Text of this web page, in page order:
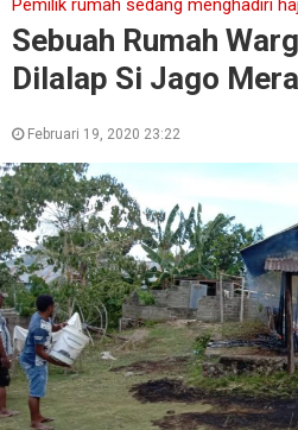
Pemilik rumah sedang menghadiri
Sebuah Rumah
Dilalap Si Jago
Februari 19, 2020 23:22